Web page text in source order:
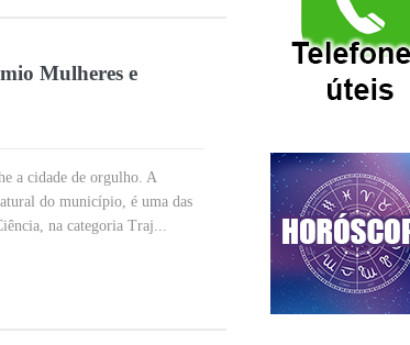
Mulheres e
a cidade de orgulho. A
do município, é uma das
na categoria Traj...